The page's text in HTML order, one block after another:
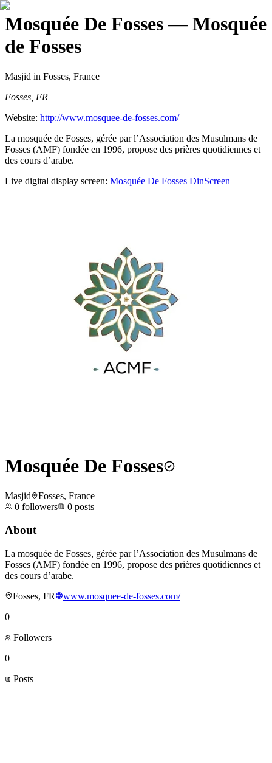
Mosquée De Fosses— Mosquée
de Fosses
Masjid in Fosses, France
Fosses, FR
Website: http://www.mosquee-de-fosses.com/
La mosquée de Fosses, gérée par l’Association des Musulmans de
Fosses (AMF) fondée en 1996, propose des prières quotidiennes et
des cours d’arabe.
Live digital display screen: Mosquée De Fosses DinScreen
Mosquée De Fosses
Masjid
Fosses, France
0 followers 0 posts
About
La mosquée de Fosses, gérée par l’Association des Musulmans de
Fosses (AMF) fondée en 1996, propose des prières quotidiennes et
des cours d’arabe.
Fosses, FR
www.mosquee-de-fosses.com/
0
Followers
0
Posts